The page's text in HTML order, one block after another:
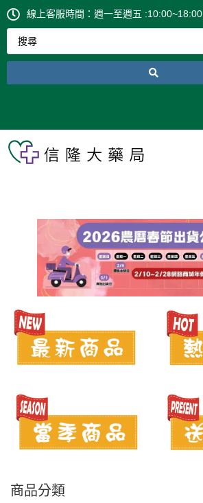
線上客服時間：週一至週五 :10:00~18:00
商品分類